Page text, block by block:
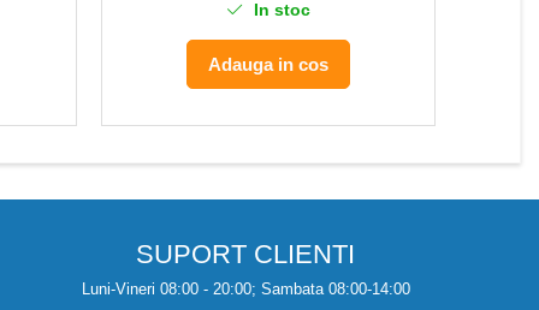
In stoc
Adauga in cos
SUPORT CLIENTI
Luni-Vineri 08:00 - 20:00; Sambata 08:00-14:00